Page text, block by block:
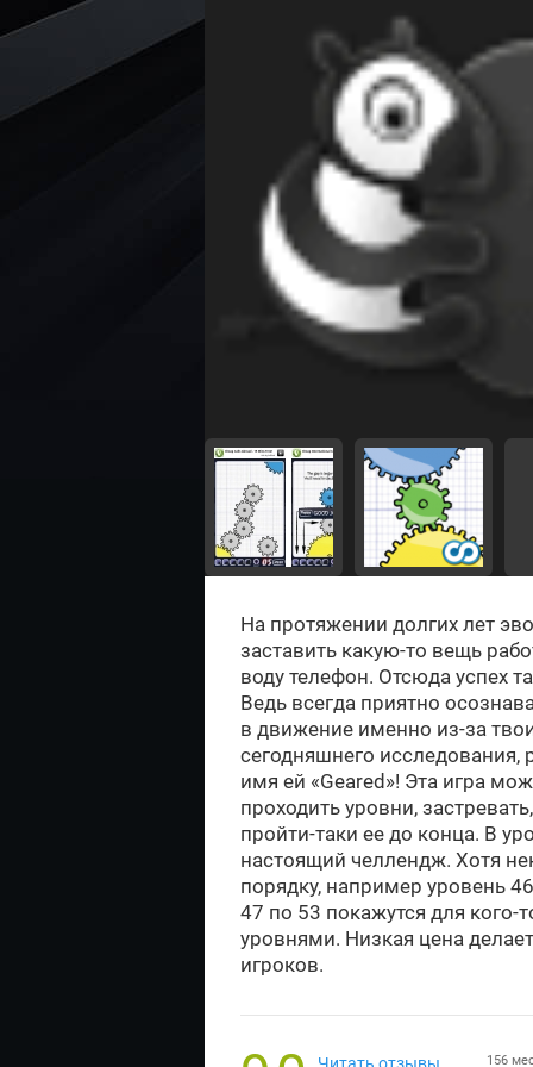
На протяжении долгих лет
заставить какую-то вещь
воду телефон. Отсюда успех
Ведь всегда приятно
в движение именно из-за
сегодняшнего исследования,
имя ей «Geared»! Эта игра
проходить уровни,
пройти-таки ее до конца. В
настоящий челлендж. Хотя
порядку, например уровень
47 по 53 покажутся для кого-
уровнями. Низкая цена
игроков.
Читать отзывы 156